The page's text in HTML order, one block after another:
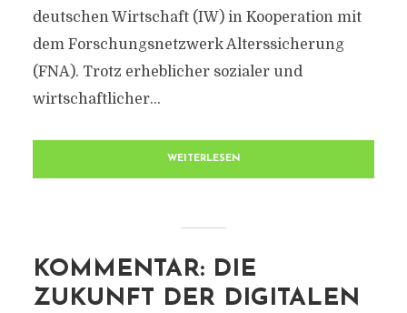
deutschen Wirtschaft (IW) in Kooperation mit
dem Forschungsnetzwerk Alterssicherung
(FNA). Trotz erheblicher sozialer und
wirtschaftlicher...
WEITERLESEN
KOMMENTAR: DIE
ZUKUNFT DER DIGITALEN